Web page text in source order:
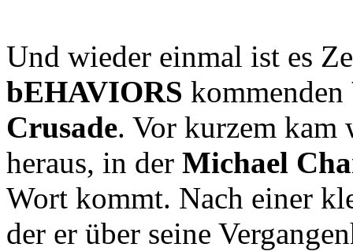
Und wieder einmal ist es
bEHAVIORS kommenden
Crusade. Vor kurzem kam
heraus, in der Michael
Wort kommt. Nach einer
der er über seine